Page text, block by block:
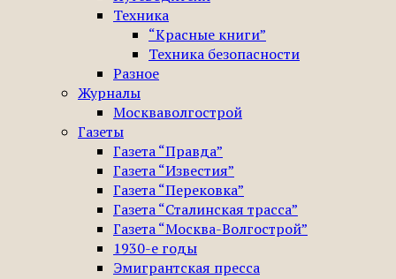
Техника
“Красные книги”
Техника безопасности
Разное
Журналы
Москваволгострой
Газеты
Газета “Правда”
Газета “Известия”
Газета “Перековка”
Газета “Сталинская трасса”
Газета “Москва-Волгострой”
1930-е годы
Эмигрантская пресса